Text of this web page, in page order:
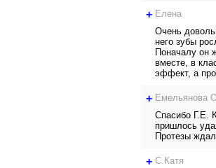
+ Елена
Очень
него зубы
Поначалу он
вместе, в
эффект, а
+ Емельянова
Спасибо Г.Е.
пришлось
Протезы
+ С.Катя